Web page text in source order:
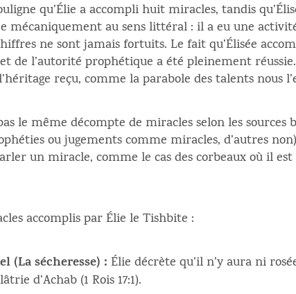
qu’Élie a accompli huit miracles, tandis
mécaniquement au sens littéral : il a eu une
ne sont jamais fortuits. Le fait qu’Élisée
et de l’autorité prophétique a été pleinement
reçu, comme la parabole des talents nous
le même décompte de miracles selon les
ou jugements comme miracles, d’autres
un miracle, comme le cas des corbeaux où il est
accomplis par Élie le Tishbite :
(La sécheresse) : Élie décrète qu’il n’y aura ni
d’Achab (1 Rois 17:1).